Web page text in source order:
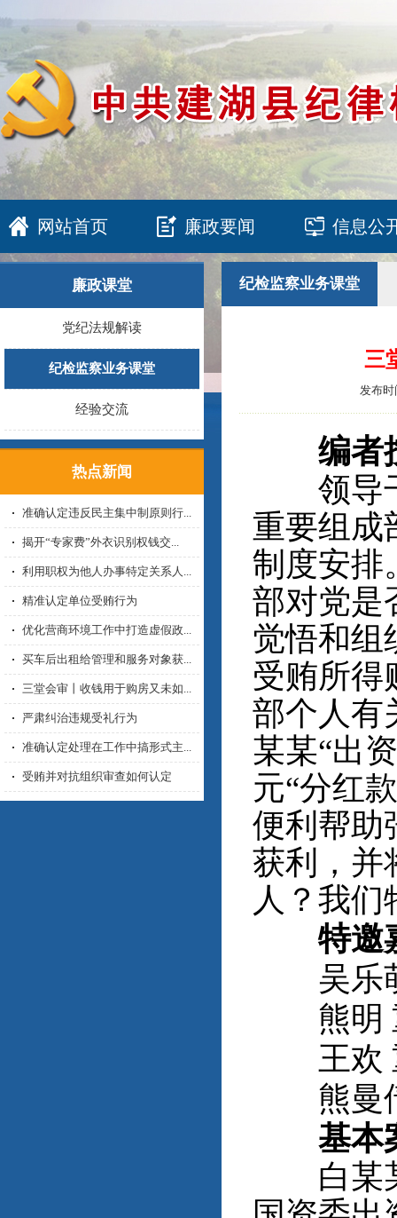
网站首页 廉政要闻 信息公
廉政课堂
党纪法规解读
纪检监察业务课堂
经验交流
热点新闻
准确认定违反民主集中制原则行...
揭开“专家费”外衣识别权钱交...
利用职权为他人办事特定关系人...
精准认定单位受贿行为
优化营商环境工作中打造虚假政...
买车后出租给管理和服务对象获...
三堂会审丨收钱用于购房又未如...
严肃纠治违规受礼行为
准确认定处理在工作中搞形式主...
受贿并对抗组织审查如何认定
纪检监察业务课堂
三
发布
编者
领导干
重要组成
制度安排
部对党是
觉悟和组
受贿所得
部个人有
某某“出
元“分红
便利帮助
获利，并
人？我
特邀
吴乐萌
熊明 重
王欢 重
熊曼倩
基本
白某某